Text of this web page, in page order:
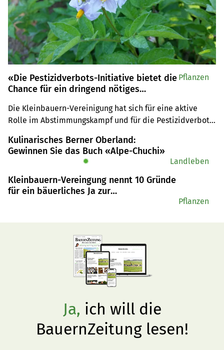
«Die Pestizidverbots-Initiative bietet die
Chance für ein dringend nötiges
Die Kleinbauern-Vereinigung hat sich für eine aktive
Rolle im Abstimmungskampf und für die Pestizidverbots-
Präsidentin Regina Fuhrer anhand ihrer eigenen
Erfahrungen als Bäuerin, warum die Vorlage umsetzbar
Pflanzen
Kulinarisches Berner Oberland:
Gewinnen Sie das Buch «Alpe-Chuchi»
✹ Landleben
Kleinbauern-Vereingung nennt 10 Gründe
für ein bäuerliches Ja zur
Pflanzen
Ja, ich will die
BauernZeitung lesen!